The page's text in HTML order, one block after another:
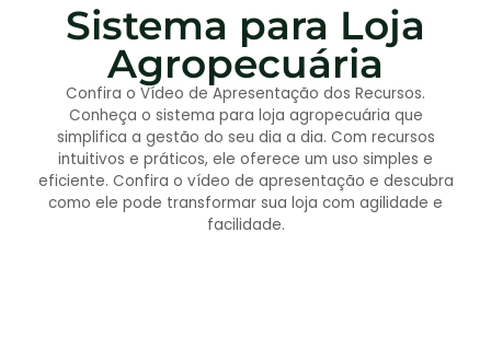
Sistema para Loja
Agropecuária
Confira o Vídeo de Apresentação dos Recursos.
Conheça o sistema para loja agropecuária que
simplifica a gestão do seu dia a dia. Com recursos
intuitivos e práticos, ele oferece um uso simples e
eficiente. Confira o vídeo de apresentação e descubra
como ele pode transformar sua loja com agilidade e
facilidade.